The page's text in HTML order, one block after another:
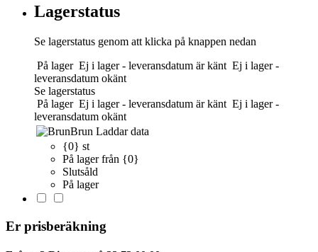
Lagerstatus
Se lagerstatus genom att klicka på knappen nedan
På lager Ej i lager - leveransdatum är känt Ej i lager -
leveransdatum okänt
Se lagerstatus
På lager Ej i lager - leveransdatum är känt Ej i lager -
leveransdatum okänt
Brun Laddar data
{0} st
På lager från {0}
Slutsåld
På lager
Er prisberäkning